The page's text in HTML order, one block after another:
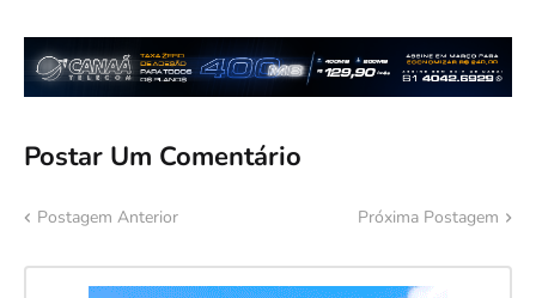
Postar Um Comentário
Postagem Anterior Próxima Postagem